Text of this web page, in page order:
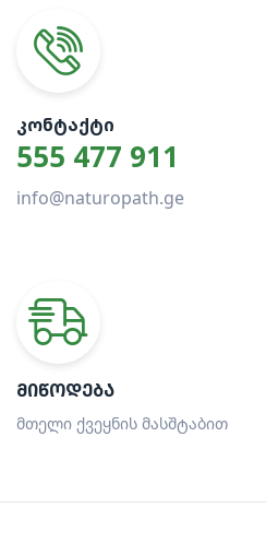
ᲙᲝᲜᲢᲐᲥᲢᲘ
555 477 911
info@naturopath.ge
ᲛᲘᲬᲝᲓᲔᲑᲐ
მთელი ქვეყნის მასშტაბით